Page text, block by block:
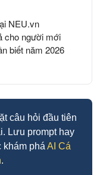
NEU.vn
cho người mới
biết năm 2026
câu hỏi đầu tiên
Lưu prompt hay
khám phá AI Cá
.